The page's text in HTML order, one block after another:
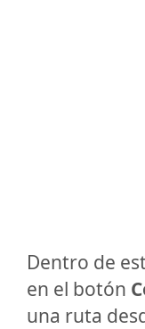
Dentro de
en el botón
una ruta